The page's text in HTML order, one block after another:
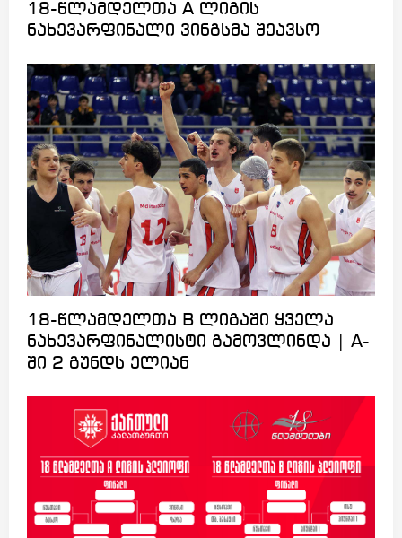
18-წლამდელთა A ლიგის
ნახევარფინალი ვინგსმა შეავსო
18-წლამდელთა B ლიგაში ყველა
ნახევარფინალისტი გამოვლინდა | A-
ში 2 გუნდს ელიან